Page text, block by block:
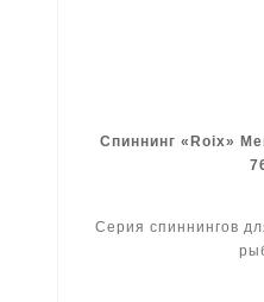
Спиннинг «Roix»
Серия спиннингов